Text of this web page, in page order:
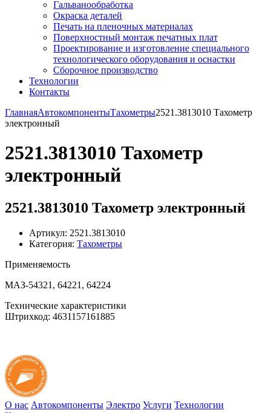
Гальванообработка
Окраска деталей
Печать на пленочных материалах
Поверхностный монтаж печатных плат
Проектирование и изготовление специального
технологического оборудования и оснастки
Сборочное производство
Технологии
Контакты
ГлавнаяАвтокомпонентыТахометры2521.3813010 Тахометр
электронный
2521.3813010 Тахометр
электронный
2521.3813010 Тахометр электронный
Артикул: 2521.3813010
Категория: Тахометры
Применяемость
МАЗ-54321, 64221, 64224
Технические характеристики
Штрихкод: 4631157161885
О нас Автокомпоненты Электро Услуги Технологии